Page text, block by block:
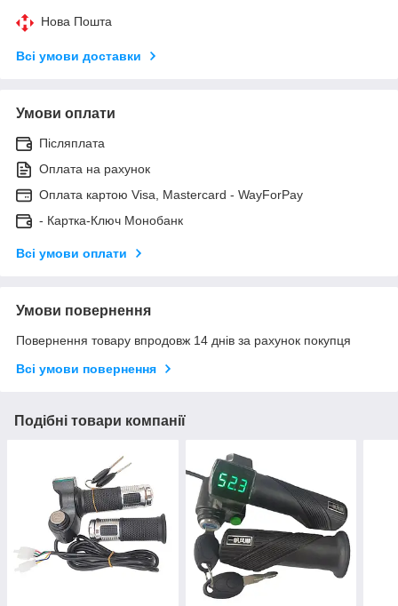
Нова Пошта
Всі умови доставки
Умови оплати
Післяплата
Оплата на рахунок
Оплата картою Visa, Mastercard - WayForPay
- Картка-Ключ Монобанк
Всі умови оплати
Умови повернення
Повернення товару впродовж 14 днів за рахунок покупця
Всі умови повернення
Подібні товари компанії